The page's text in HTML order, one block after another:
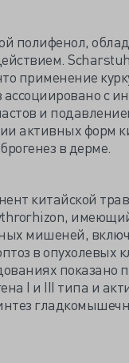
полифенол,
применение
ассоциировано с
и
активных форм
в дерме.
китайской
мишеней,
в опухолевых
показано
I и III типа и